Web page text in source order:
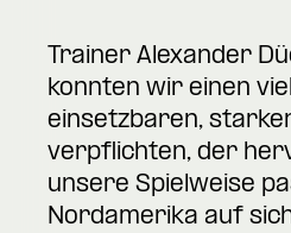
Trainer Alexander
konnten wir einen
einsetzbaren,
verpflichten, der
unsere Spielweise
Nordamerika auf